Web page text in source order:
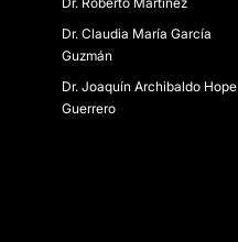
Dr. Claudia María García
Guzmán
Dr. Joaquín Archibaldo Hope
Guerrero